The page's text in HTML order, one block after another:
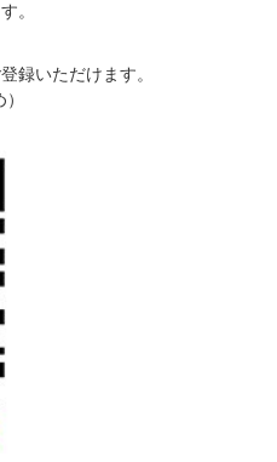
。
録いただけます。